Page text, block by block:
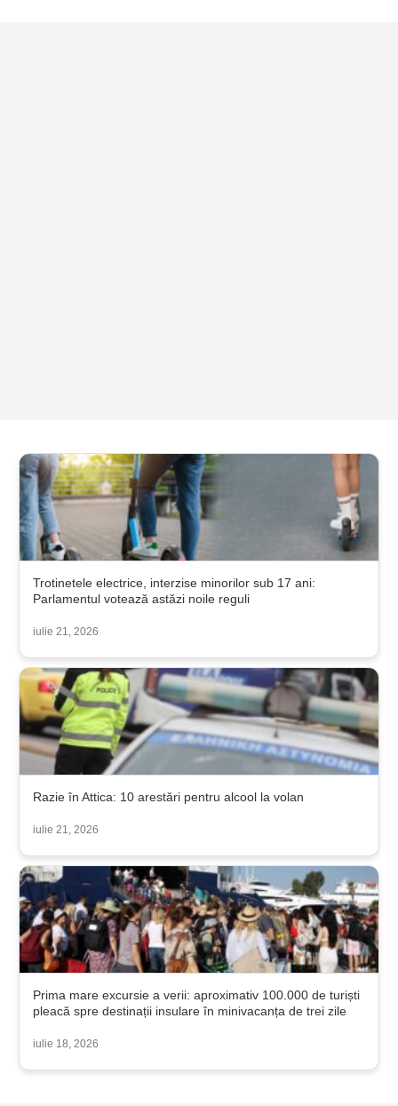
Trotinetele electrice, interzise minorilor sub 17 ani:
Parlamentul votează astăzi noile reguli
iulie 21, 2026
Razie în Attica: 10 arestări pentru alcool la volan
iulie 21, 2026
Prima mare excursie a verii: aproximativ 100.000 de turiști
pleacă spre destinații insulare în minivacanța de trei zile
iulie 18, 2026